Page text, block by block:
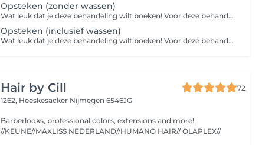
Opsteken (zonder wassen)
Wat leuk dat je deze behandeling wilt boeken! Voor deze behandeling vragen we je om even contact met ons op te nemen via WhatsApp. Stuur daarbij een paar foto's van voorbeelden van hoe je je haar graag gestyled wilt hebben op de dag van je afspraak. Zo kunnen wij goed inschatten hoeveel tijd er nodig is en ervoor zorgen dat alles perfect voor je wordt ingepland.
Opsteken (inclusief wassen)
Wat leuk dat je deze behandeling wilt boeken! Voor deze behandeling vragen we je om even contact met ons op te nemen via WhatsApp. Stuur daarbij een paar foto's van voorbeelden van hoe je je haar graag gestyled wilt hebben op de dag van je afspraak. Zo kunnen wij goed inschatten hoeveel tijd er nodig is en ervoor zorgen dat alles perfect voor je wordt ingepland.
Hair by Cill
72
1262, Heeskesacker Nijmegen 6546JG
Barberlooks, professional colors, extensions and more!
//KEUNE//MAXLISS NEDERLAND//HUMANO HAIR// OLAPLEX//